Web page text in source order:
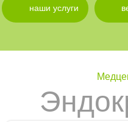
наши услуги